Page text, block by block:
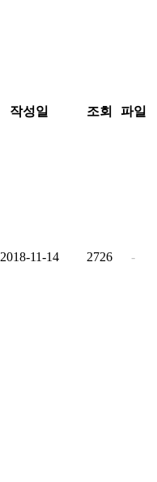
작성일 조회 파일
2018-11-14 2726 -